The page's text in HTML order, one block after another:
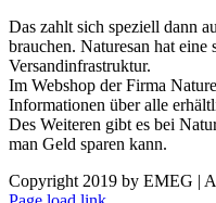
Das zahlt sich speziell dann
brauchen. Naturesan hat eine
Versandinfrastruktur.
Im Webshop der Firma
Informationen über alle
Des Weiteren gibt es bei
man Geld sparen kann.
Copyright 2019 by EMEG |